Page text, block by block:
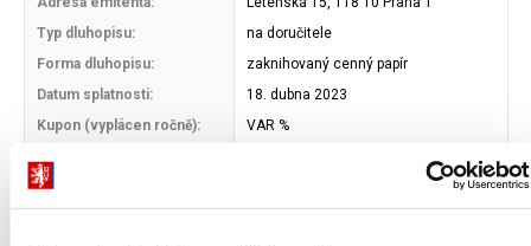
Typ dluhopisu:
na doručitele
Forma dluhopisu:
zaknihovaný cenný papír
Datum splatnosti:
18. dubna 2023
Kupon (vyplácen ročně):
VAR %
Jmenovitá hodnota
dluhopisu: